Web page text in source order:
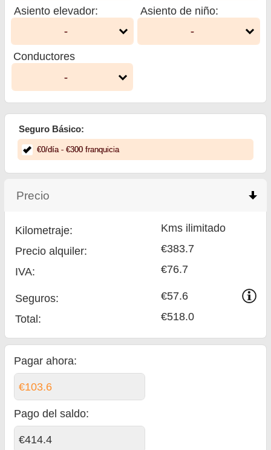
Asiento elevador:
-
Asiento de niño:
-
Conductores
-
Seguro Básico:
€0/día- €300franquicia
Precio
Kilometraje:
Kms ilimitado
Precio alquiler:
€383.7
IVA:
€76.7
Seguros:
€57.6
Total: €518.0
Pagar ahora:
€103.6
Pago del saldo:
€414.4